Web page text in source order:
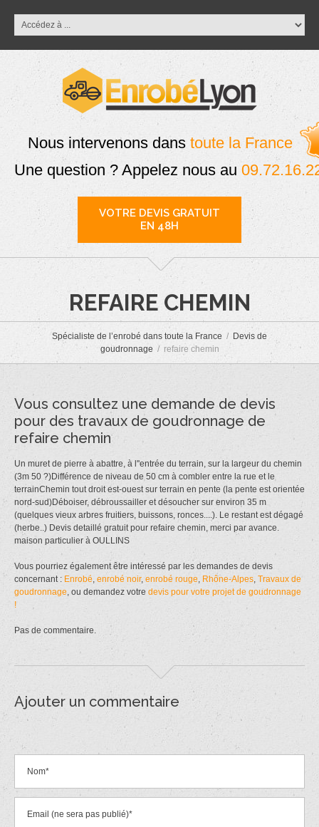
Nous intervenons dans toute la France
Une question ? Appelez nous au
VOTRE DEVIS GRATUIT
EN 48H
REFAIRE CHEMIN
Spécialiste de l’enrobé dans toute la France
Devis de
goudronnage
refaire chemin
Vous consultez une demande de devis
pour des travaux de goudronnage de
refaire chemin
Un muret de pierre à abattre, à l''entrée du terrain, sur la largeur du chemin
(3m 50 ?)Différence de niveau de 50 cm à combler entre la rue et le
terrainChemin tout droit est-ouest sur terrain en pente (la pente est orientée
nord-sud)Déboiser, débroussailler et désoucher sur environ 35 m
(quelques vieux arbres fruitiers, buissons, ronces....). Le restant est dégagé
(herbe..) Devis detaillé gratuit pour refaire chemin, merci par avance.
maison particulier à OULLINS
Vous pourriez également être intéressé par les demandes de devis
concernant : Enrobé enrobé noir, enrobé rouge Rhône-Alpes Travaux de
goudronnage , ou demandez votre devis pour votre projet de goudronnage
!
Pas de commentaire.
Ajouter un commentaire